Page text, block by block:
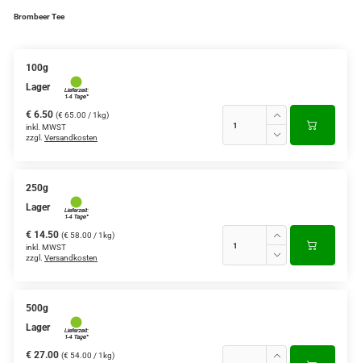
Teemischungen
Rooibos Tee
Aromatisierter Grüntee
Früchtetee
Brombeer Tee
100g
Lager
€ 6.50 (€ 65.00 / 1kg)
inkl. MWST
zzgl. Versandkosten
250g
Lager
€ 14.50 (€ 58.00 / 1kg)
inkl. MWST
zzgl. Versandkosten
500g
Lager
€ 27.00 (€ 54.00 / 1kg)